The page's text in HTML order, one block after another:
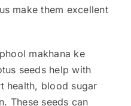
make them excellent
makhana ke
seeds help with
health, blood sugar
These seeds can